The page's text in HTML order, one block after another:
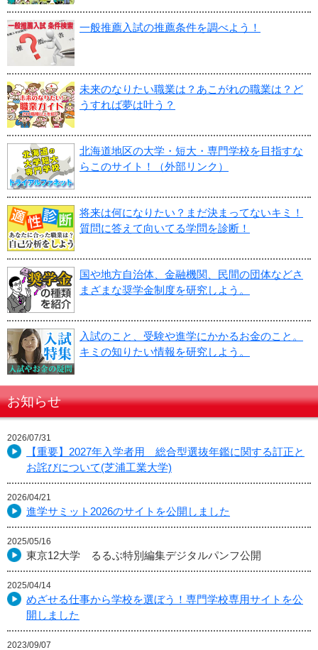
一般推薦入試の推薦条件を調べよう！
未来のなりたい職業は？あこがれの職業は？ど
うすれば夢は叶う？
北海道地区の大学・短大・専門学校を目指すな
らこのサイト！（外部リンク）
将来は何になりたい？まだ決まってないキミ！
質問に答えて向いてる学問を診断！
国や地方自治体、金融機関、民間の団体などさ
まざまな奨学金制度を研究しよう。
入試のこと、受験や進学にかかるお金のこと。
キミの知りたい情報を研究しよう。
お知らせ
2026/07/31
【重要】2027年入学者用 総合型選抜年鑑に関する訂正と
お詫びについて(芝浦工業大学)
2026/04/21
進学サミット2026のサイトを公開しました
2025/05/16
東京12大学 るるぶ特別編集デジタルパンフ公開
2025/04/14
めざせる仕事から学校を選ぼう！専門学校専用サイトを公
開しました
2023/09/07